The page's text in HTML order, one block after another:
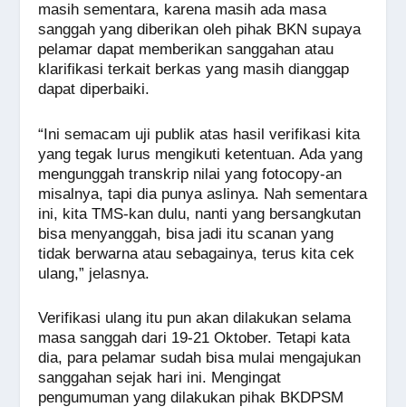
masih sementara, karena masih ada masa
sanggah yang diberikan oleh pihak BKN supaya
pelamar dapat memberikan sanggahan atau
klarifikasi terkait berkas yang masih dianggap
dapat diperbaiki.
“Ini semacam uji publik atas hasil verifikasi kita
yang tegak lurus mengikuti ketentuan. Ada yang
mengunggah transkrip nilai yang fotocopy-an
misalnya, tapi dia punya aslinya. Nah sementara
ini, kita TMS-kan dulu, nanti yang bersangkutan
bisa menyanggah, bisa jadi itu scanan yang
tidak berwarna atau sebagainya, terus kita cek
ulang,” jelasnya.
Verifikasi ulang itu pun akan dilakukan selama
masa sanggah dari 19-21 Oktober. Tetapi kata
dia, para pelamar sudah bisa mulai mengajukan
sanggahan sejak hari ini. Mengingat
pengumuman yang dilakukan pihak BKDPSM